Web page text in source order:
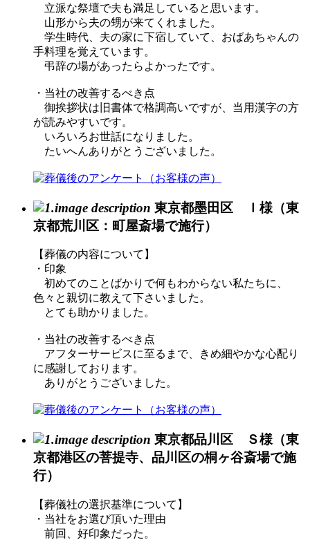
立派な祭壇で夫も満足していると思います。
山形から夫の甥が来てくれました。
学生時代、夫の家に下宿していて、おばあちゃんの
手料理を覚えています。
弔辞の場があったらよかったです。
・当社の改善するべき点
御挨拶状は旧書体で格調高いですが、当用漢字の方
が読みやすいです。
いろいろお世話になりました。
たいへんありがとうございました。
東京都墨田区 Ｉ様（東
京都荒川区：町屋斎場で施行）
【葬儀の内容について】
・印象
初めてのことばかりで何もわからない私たちに、
色々と親切に教えて下さいました。
とても助かりました。
・当社の改善するべき点
アフターサービスに至るまで、きめ細やかな心配り
に感謝しております。
ありがとうございました。
東京都品川区 Ｓ様（東
京都港区の菩提寺、品川区の桐ヶ谷斎場で施
行）
【葬儀社の選択基準について】
・当社をお選び頂いた理由
前回、好印象だった。